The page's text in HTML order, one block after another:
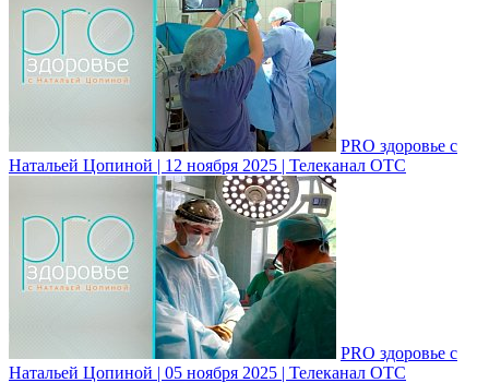
PRO здоровье с
Натальей Цопиной | 12 ноября 2025 | Телеканал ОТС
PRO здоровье с
Натальей Цопиной | 05 ноября 2025 | Телеканал ОТС